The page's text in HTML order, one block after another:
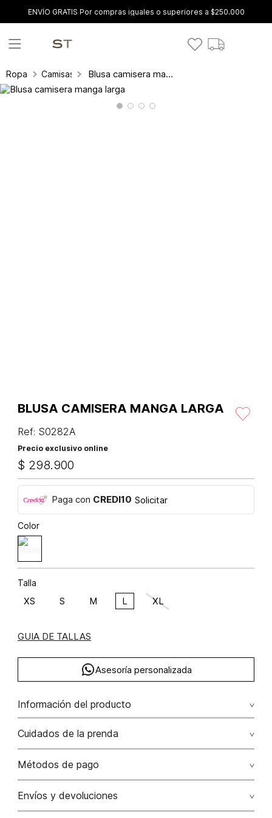
ENVÍO GRATIS Por compras iguales o superiores a $250.000
Ropa Camisas y blusas Blusa camisera manga larga
BLUSA CAMISERA MANGA LARGA
Ref: S0282A
Precio exclusivo online
$ 298.900
Paga con CREDI10 Solicitar
Color
Talla
XS S M L XL
GUIA DE TALLAS
Asesoría personalizada
Información del producto
Blusa camisera manga larga poliéster 100% 100.00%
poliéster/polyester
Cuidados de la prenda
No dejar en remojo /lavar por separado / no utilizar
No usar lejia
Métodos de pago
Tarjetas de crédito: Visa, Dinners, Master Card y American
Envíos y devoluciones